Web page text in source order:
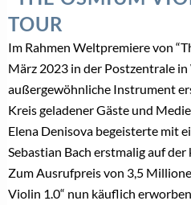
TOUR
Im Rahmen Weltpremiere von
März 2023 in der Postzentrale
außergewöhnliche Instrument
Kreis geladener Gäste und
Elena Denisova begeisterte mit
Sebastian Bach erstmalig auf
Zum Ausrufpreis von 3,5
Violin 1.0“ nun käuflich